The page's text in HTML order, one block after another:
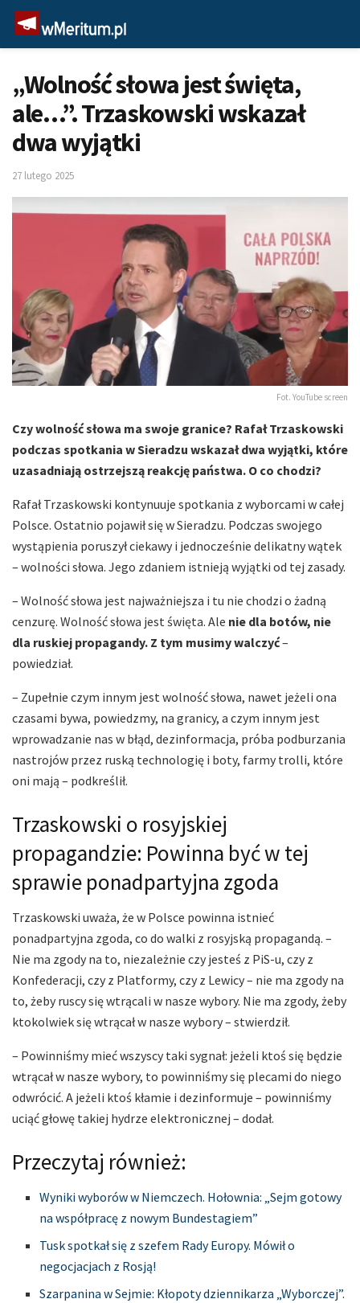
„Wolność słowa jest święta,
ale…”. Trzaskowski wskazał
dwa wyjątki
27 lutego 2025
Fot. YouTube screen
Czy wolność słowa ma swoje granice? Rafał Trzaskowski
podczas spotkania w Sieradzu wskazał dwa wyjątki, które
uzasadniają ostrzejszą reakcję państwa. O co chodzi?
Rafał Trzaskowski kontynuuje spotkania z wyborcami w całej
Polsce. Ostatnio pojawił się w Sieradzu. Podczas swojego
wystąpienia poruszył ciekawy i jednocześnie delikatny wątek
– wolności słowa. Jego zdaniem istnieją wyjątki od tej zasady.
– Wolność słowa jest najważniejsza i tu nie chodzi o żadną
cenzurę. Wolność słowa jest święta. Ale nie dla botów, nie
dla ruskiej propagandy. Z tym musimy walczyć–
powiedział.
– Zupełnie czym innym jest wolność słowa, nawet jeżeli ona
czasami bywa, powiedzmy, na granicy, a czym innym jest
wprowadzanie nas w błąd, dezinformacja, próba podburzania
nastrojów przez ruską technologię i boty, farmy trolli, które
oni mają – podkreślił.
Trzaskowski o rosyjskiej
propagandzie: Powinna być w tej
sprawie ponadpartyjna zgoda
Trzaskowski uważa, że w Polsce powinna istnieć
ponadpartyjna zgoda, co do walki z rosyjską propagandą. –
Nie ma zgody na to, niezależnie czy jesteś z PiS-u, czy z
Konfederacji, czy z Platformy, czy z Lewicy – nie ma zgody na
to, żeby ruscy się wtrącali w nasze wybory. Nie ma zgody, żeby
ktokolwiek się wtrącał w nasze wybory – stwierdził.
– Powinniśmy mieć wszyscy taki sygnał: jeżeli ktoś się będzie
wtrącał w nasze wybory, to powinniśmy się plecami do niego
odwrócić. A jeżeli ktoś kłamie i dezinformuje – powinniśmy
uciąć głowę takiej hydrze elektronicznej – dodał.
Przeczytaj również:
Wyniki wyborów w Niemczech. Hołownia: „Sejm gotowy
na współpracę z nowym Bundestagiem”
Tusk spotkał się z szefem Rady Europy. Mówił o
negocjacjach z Rosją!
Szarpanina w Sejmie: Kłopoty dziennikarza „Wyborczej”.